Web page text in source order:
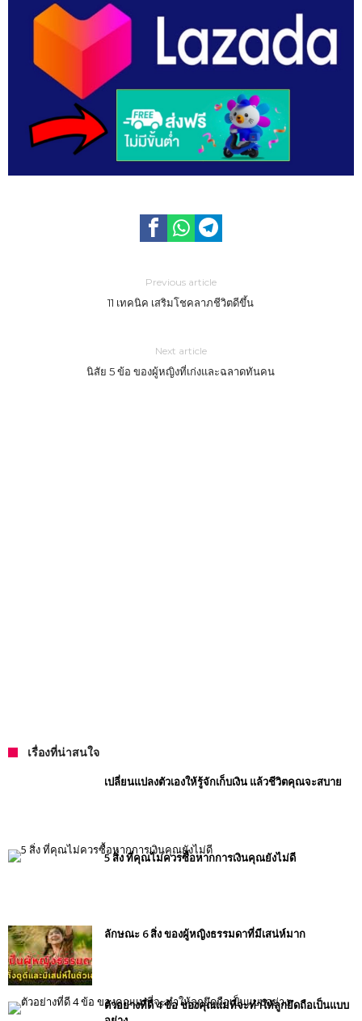
Previous article
11 เทคนิค เสริมโชคลาภชีวิตดีขึ้น
Next article
นิสัย 5 ข้อ ของผู้หญิงที่เก่งและฉลาดทันคน
เรื่องที่น่าสนใจ
เปลี่ยนแปลงตัวเองให้รู้จักเก็บเงิน แล้วชีวิตคุณจะสบาย
5 สิ่ง ที่คุณไม่ควรซื้อหากการเงินคุณยังไม่ดี
ลักษณะ 6 สิ่ง ของผู้หญิงธรรมดาที่มีเสน่ห์มาก
ตัวอย่างที่ดี 4 ข้อ ของคุณแม่ที่จะทำให้ลูกยึดถือเป็นแบบ